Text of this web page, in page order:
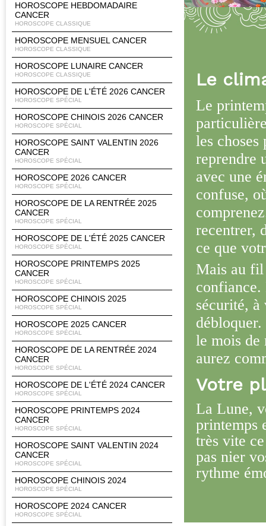
Bélier Taureau Gémeaux Cancer
Lion Vierge Balance Scorpion
Sagittaire Capricorne Verseau Poissons
HOROSCOPE HEBDOMADAIRE
CANCER
HOROSCOPE CLASSIQUE
HOROSCOPE MENSUEL CANCER
HOROSCOPE CLASSIQUE
HOROSCOPE LUNAIRE CANCER
HOROSCOPE CLASSIQUE
HOROSCOPE DE L'ÉTÉ 2026 CANCER
HOROSCOPE SPÉCIAL
HOROSCOPE CHINOIS 2026 CANCER
HOROSCOPE SPÉCIAL
HOROSCOPE SAINT VALENTIN 2026
CANCER
HOROSCOPE SPÉCIAL
HOROSCOPE 2026 CANCER
HOROSCOPE SPÉCIAL
HOROSCOPE DE LA RENTRÉE 2025
CANCER
HOROSCOPE SPÉCIAL
HOROSCOPE DE L'ÉTÉ 2025 CANCER
HOROSCOPE SPÉCIAL
HOROSCOPE PRINTEMPS 2025
CANCER
HOROSCOPE SPÉCIAL
HOROSCOPE CHINOIS 2025
HOROSCOPE SPÉCIAL
HOROSCOPE 2025 CANCER
HOROSCOPE SPÉCIAL
HOROSCOPE DE LA RENTRÉE 2024
CANCER
HOROSCOPE SPÉCIAL
HOROSCOPE DE L'ÉTÉ 2024 CANCER
HOROSCOPE SPÉCIAL
HOROSCOPE PRINTEMPS 2024
CANCER
HOROSCOPE SPÉCIAL
HOROSCOPE SAINT VALENTIN 2024
CANCER
HOROSCOPE SPÉCIAL
HOROSCOPE CHINOIS 2024
HOROSCOPE SPÉCIAL
HOROSCOPE 2024 CANCER
HOROSCOPE SPÉCIAL
Le
Le
les choses
reprendre
avec une
confuse,
recentrer,
ce que
Mais au fil
sécurité, à
le mois de
aurez
Votre
La Lune,
printemps
très vite
pas nier
rythme